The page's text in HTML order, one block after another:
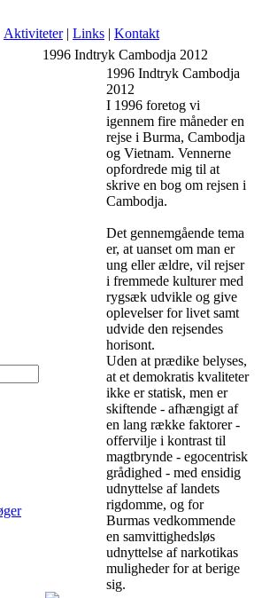
Aktiviteter | Links | Kontakt
1996 Indtryk Cambodja 2012
1996 Indtryk Cambodja
2012
I 1996 foretog vi
igennem fire måneder en
rejse i Burma, Cambodja
og Vietnam. Vennerne
opfordrede mig til at
skrive en bog om rejsen i
Cambodja.
Det gennemgående tema
er, at uanset om man er
ung eller ældre, vil rejser
i fremmede kulturer med
rygsæk udvikle og give
oplevelser for livet samt
udvide den rejsendes
horisont.
Uden at prædike belyses,
at et demokratis kvaliteter
ikke er statisk, men er
skiftende - afhængigt af
en lang række faktorer -
offervilje i kontrast til
magtbrynde - egocentrisk
grådighed - med ensidig
udnyttelse af landets
rigdomme, og for
Burmas vedkommende
en samvittighedsløs
udnyttelse af narkotikas
muligheder for at berige
sig.